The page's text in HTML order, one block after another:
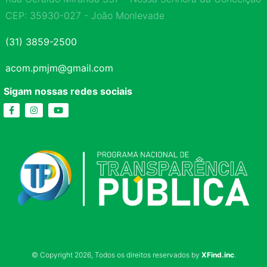
CEP: 35930-027 - João Monlevade
(31) 3859-2500
acom.pmjm@gmail.com
Sigam nossas redes sociais
© Copyright 2026, Todos os direitos reservados by XFind.inc.